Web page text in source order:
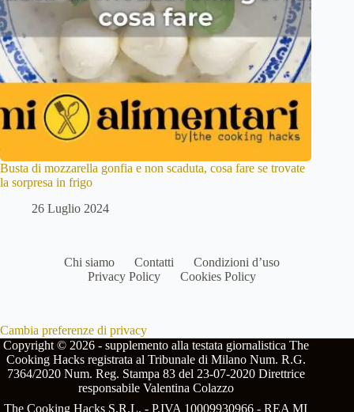
Busta di mozzarella gonfia e non scaduta, cosa fare se trovate
la sorpresa in frigo
26 Luglio 2024
Chi siamo Contatti
Condizioni d’uso
Privacy Policy
Cookies Policy
Cambia preferenze di privacy
Copyright © 2026 - supplemento alla testata giornalistica The
Cooking Hacks registrata al Tribunale di Milano Num. R.G.
7364/2020 Num. Reg. Stampa 83 del 23-07-2020 Direttrice
responsabile Valentina Colazzo
The Cooking Hacks S.R.L. - P.IVA 10009930966 - REA MI